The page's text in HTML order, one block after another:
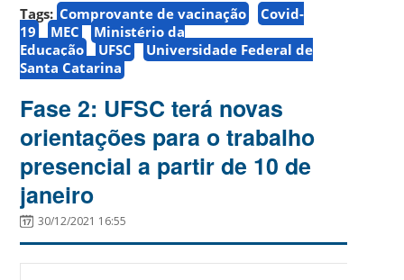
Tags: Comprovante de vacinação
Covid-
19
MEC
Ministério da
Educação
UFSC
Universidade Federal de
Santa Catarina
Fase 2: UFSC terá novas
orientações para o trabalho
presencial a partir de 10 de
janeiro
30/12/2021 16:55